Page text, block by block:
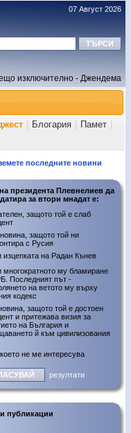
07 Август 2026
изключително - Джендема
Блогария Памет
последните новини
президента Плевнелиев да
за втори мнадат е:
защото той е слаб
защото той ни
с Русия
изцепката на Радан Кънев
многократното му бламиране
Последният път -
на ветото му върху
кодекс
защото той е достоен
и притежава визия за
на България и
й към цивилизования
не ме интересува
резултати
публикации